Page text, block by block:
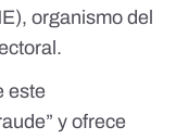
organismo del
este
y ofrece